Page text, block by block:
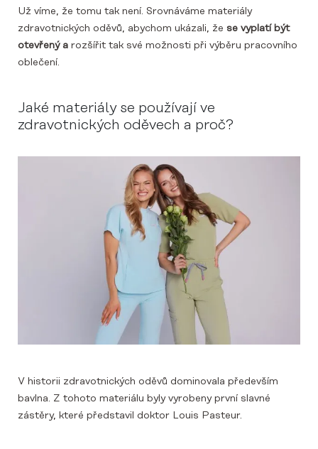
Už víme, že tomu tak není. Srovnáváme materiály
zdravotnických oděvů, abychom ukázali, že se vyplatí být
otevřený a rozšířit tak své možnosti při výběru pracovního
oblečení.
Jaké materiály se používají ve
zdravotnických oděvech a proč?
V historii zdravotnických oděvů dominovala především
bavlna. Z tohoto materiálu byly vyrobeny první slavné
zástěry, které představil doktor Louis Pasteur.